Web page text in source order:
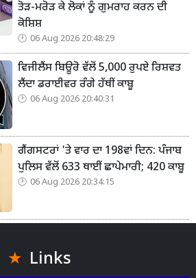
ਤੋੜ-ਮਰੋੜ ਕੇ ਲੋਕਾਂ ਨੂੰ ਗੁਮਰਾਹ ਕਰਨ ਦੀ
ਕੋਸ਼ਿਸ਼
06 Aug 2026 20:48:29
ਵਿਜੀਲੈਂਸ ਬਿਊਰੋ ਵੱਲੋਂ 5,000 ਰੁਪਏ ਰਿਸ਼ਵਤ
ਲੈਂਦਾ ਡਰਾਈਵਰ ਰੰਗੇ ਹੱਥੀਂ ਕਾਬੂ
06 Aug 2026 20:40:31
ਗੈਂਗਸਟਰਾਂ 'ਤੇ ਵਾਰ ਦਾ 198ਵਾਂ ਦਿਨ: ਪੰਜਾਬ
ਪੁਲਿਸ ਵੱਲੋਂ 633 ਥਾਈਂ ਛਾਪੇਮਾਰੀ; 420 ਕਾਬੂ
06 Aug 2026 20:34:15
Links